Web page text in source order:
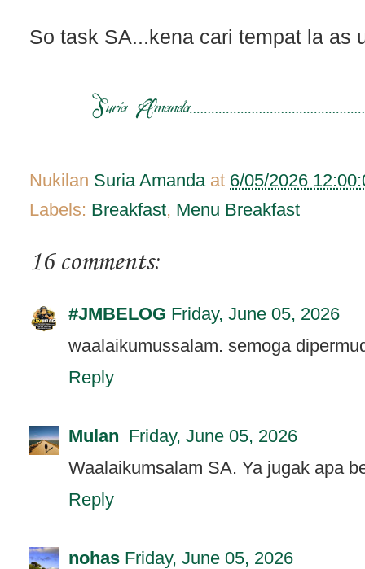
So task SA...kena cari tempat la as
Nukilan Suria Amanda at 6/05/2026
Labels: Breakfast, Menu Breakfast
16 comments:
#JMBELOG Friday, June 05, 2026
waalaikumussalam. semoga
Reply
Mulan Friday, June 05, 2026
Waalaikumsalam SA. Ya jugak apa
Reply
nohas Friday, June 05, 2026